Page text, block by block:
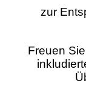
zur
Freuen